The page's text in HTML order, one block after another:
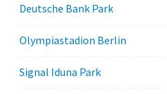
Deutsche Bank Park
Olympiastadion Berlin
Signal Iduna Park